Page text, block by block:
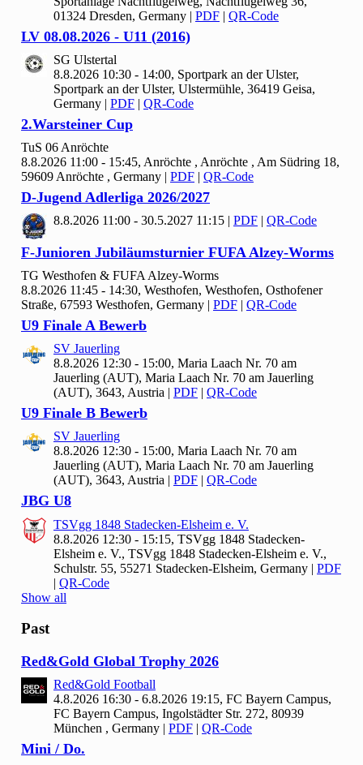
01324 Dresden, Germany | PDF | QR-Code
LV 08.08.2026 - U11 (2016)
SG Ulstertal
8.8.2026 10:30 - 14:00, Sportpark an der Ulster,
Sportpark an der Ulster, Ulstermühle, 36419 Geisa,
Germany | PDF | QR-Code
2.Warsteiner Cup
TuS 06 Anröchte
8.8.2026 11:00 - 15:45, Anröchte , Anröchte , Am Südring 18,
59609 Anröchte , Germany | PDF | QR-Code
D-Jugend Adlerliga 2026/2027
8.8.2026 11:00 - 30.5.2027 11:15 | PDF | QR-Code
F-Junioren Jubiläumsturnier FUFA Alzey-Worms
TG Westhofen & FUFA Alzey-Worms
8.8.2026 11:45 - 14:30, Westhofen, Westhofen, Osthofener
Straße, 67593 Westhofen, Germany | PDF | QR-Code
U9 Finale A Bewerb
SV Jauerling
8.8.2026 12:30 - 15:00, Maria Laach Nr. 70 am
Jauerling (AUT), Maria Laach Nr. 70 am Jauerling
(AUT), 3643, Austria | PDF | QR-Code
U9 Finale B Bewerb
SV Jauerling
8.8.2026 12:30 - 15:00, Maria Laach Nr. 70 am
Jauerling (AUT), Maria Laach Nr. 70 am Jauerling
(AUT), 3643, Austria
PDF QR-Code
JBG U8
TSVgg 1848 Stadecken-Elsheim e. V.
8.8.2026 12:30 - 15:15, TSVgg 1848 Stadecken-
Elsheim e. V., TSVgg 1848 Stadecken-Elsheim e. V.,
Schulstr. 55, 55271 Stadecken-Elsheim, Germany | PDF
| QR-Code
Show all
Past
Red&Gold Global Trophy 2026
Red&Gold Football
4.8.2026 16:30 - 6.8.2026 19:15, FC Bayern Campus,
FC Bayern Campus, Ingolstädter Str. 272, 80939
München , Germany
PDF QR-Code
Mini / Do.